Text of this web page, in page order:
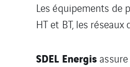
Les équipements de
HT et BT, les
SDEL Energis